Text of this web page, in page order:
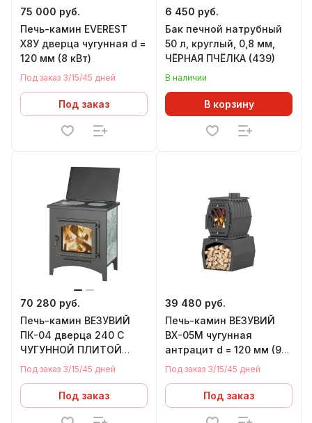
75 000 руб.
Печь-камин EVEREST
Х8У дверца чугунная d =
120 мм (8 кВт)
Под заказ 3/15/45 дней
Под заказ
6 450 руб.
Бак печной натрубный
50 л, круглый, 0,8 мм,
ЧЁРНАЯ ПЧЁЛКА (439)
В наличии
В корзину
70 280 руб.
Печь-камин ВЕЗУВИЙ
ПК-04 дверца 240 С
ЧУГУННОЙ ПЛИТОЙ
талькохлорит d = 115 мм
Под заказ 3/15/45 дней
Под заказ
39 480 руб.
Печь-камин ВЕЗУВИЙ
ВХ-05М чугунная
антрацит d = 120 мм (9
кВт) (подставка в
Под заказ 3/15/45 дней
Под заказ